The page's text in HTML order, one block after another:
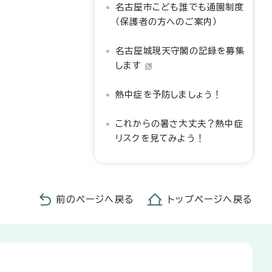
名古屋市こども誰でも通園制度
（保護者の方へのご案内）
名古屋城現天守閣の記録を募集
します
熱中症を予防しましょう！
これからの暑さ大丈夫？熱中症
リスクを見てみよう！
前のページへ戻る トップページへ戻る